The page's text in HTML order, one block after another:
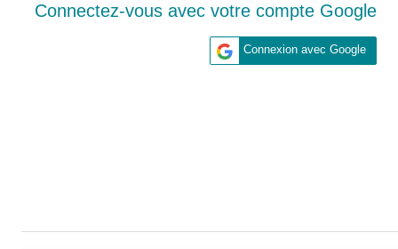
Connectez-vous avec votre compte Google